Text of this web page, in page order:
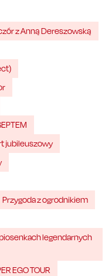
z Anną Dereszowską
jubileuszowy
Przygoda z ogrodnikiem
legendarnych
EGO TOUR